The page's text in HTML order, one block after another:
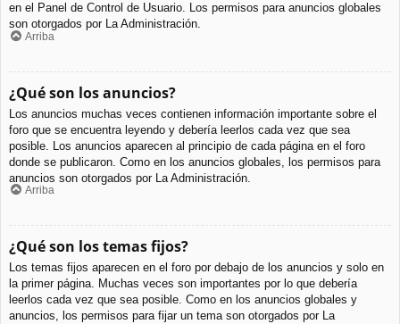
en el Panel de Control de Usuario. Los permisos para anuncios globales
son otorgados por La Administración.
Arriba
¿Qué son los anuncios?
Los anuncios muchas veces contienen información importante sobre el
foro que se encuentra leyendo y debería leerlos cada vez que sea
posible. Los anuncios aparecen al principio de cada página en el foro
donde se publicaron. Como en los anuncios globales, los permisos para
anuncios son otorgados por La Administración.
Arriba
¿Qué son los temas fijos?
Los temas fijos aparecen en el foro por debajo de los anuncios y solo en
la primer página. Muchas veces son importantes por lo que debería
leerlos cada vez que sea posible. Como en los anuncios globales y
anuncios, los permisos para fijar un tema son otorgados por La